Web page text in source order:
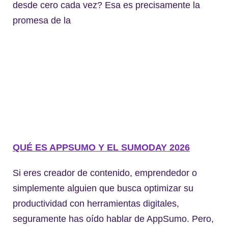
desde cero cada vez? Esa es precisamente la
promesa de la
QUÉ ES APPSUMO Y EL SUMODAY 2026
Si eres creador de contenido, emprendedor o
simplemente alguien que busca optimizar su
productividad con herramientas digitales,
seguramente has oído hablar de AppSumo. Pero,